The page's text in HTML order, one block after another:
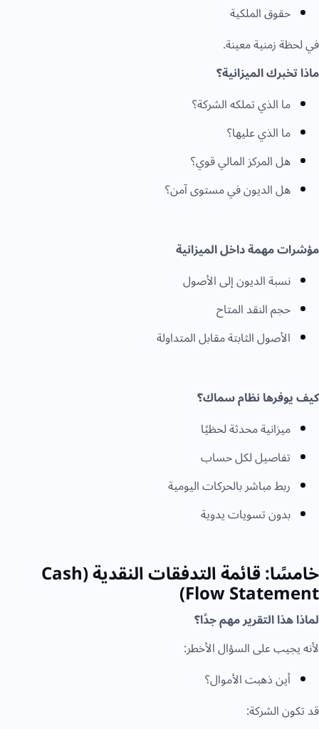
حقوق الملكية
في لحظة زمنية معينة.
ماذا تخبرك الميزانية؟
ما الذي تملكه الشركة؟
ما الذي عليها؟
هل المركز المالي قوي؟
هل الديون في مستوى آمن؟
مؤشرات مهمة داخل الميزانية
نسبة الديون إلى الأصول
حجم النقد المتاح
الأصول الثابتة مقابل المتداولة
كيف يوفرها نظام سماك؟
ميزانية محدثة لحظيًا
تفاصيل لكل حساب
ربط مباشر بالحركات اليومية
بدون تسويات يدوية
خامسًا: قائمة التدفقات النقدية (Cash
Flow Statement)
لماذا هذا التقرير مهم جدًا؟
لأنه يجيب على السؤال الأخطر:
أين ذهبت الأموال؟
قد تكون الشركة: